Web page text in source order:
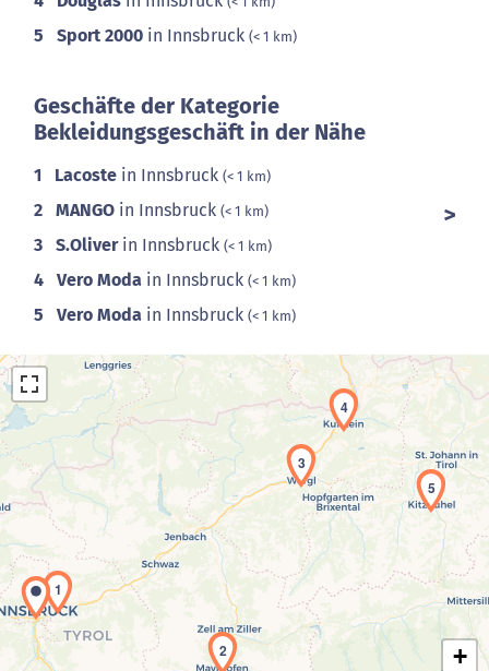
5 Sport 2000 in Innsbruck (< 1 km)
Geschäfte der Kategorie
Bekleidungsgeschäft in der Nähe
1 Lacoste in Innsbruck (< 1 km)
2 MANGO in Innsbruck (< 1 km)
3 S.Oliverin Innsbruck (< 1 km)
4 Vero Moda in Innsbruck (< 1 km)
5 Vero Moda in Innsbruck (< 1 km)
Laden der Karte...
1
2
3
4
5
+